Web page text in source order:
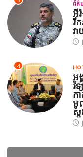
ព័ត៌ម
អ៊ី
រី
វ
4
អ
វិ
ក
មូ
ស្